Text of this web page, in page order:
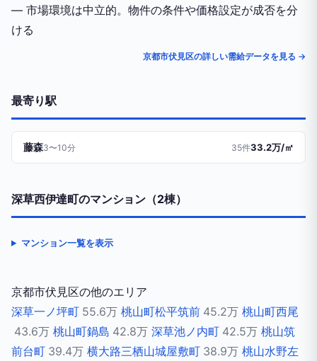
— 市場環境は中立的。物件の条件や価格設定が成否を分
ける
京都市伏見区の詳しい需給データを見る →
最寄り駅
藤森3〜10分 35件33.2万/㎡
深草西伊達町のマンション（2棟）
マンション一覧を表示
京都市伏見区の他のエリア
深草一ノ坪町 55.6万 桃山町松平筑前 45.2万 桃山町西尾
43.6万 桃山町鍋島 42.8万 深草池ノ内町 42.5万 桃山筑
前台町 39.4万 横大路三栖山城屋敷町 38.9万 桃山水野左